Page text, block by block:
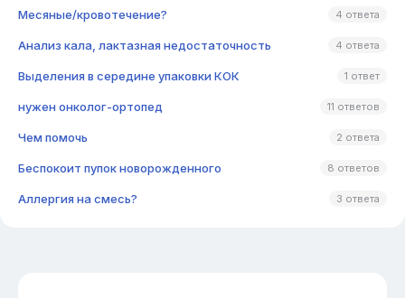
Месяные/кровотечение? 4 ответа
Анализ кала, лактазная недостаточность 4 ответа
Выделения в середине упаковки КОК 1 ответ
нужен онколог-ортопед 11 ответов
Чем помочь 2 ответа
Беспокоит пупок новорожденного 8 ответов
Аллергия на смесь? 3 ответа